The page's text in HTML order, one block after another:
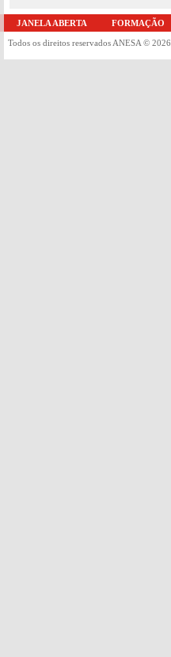
JANELA ABERTA FORMAÇÃO
Todos os direitos reservados ANESA © 2026